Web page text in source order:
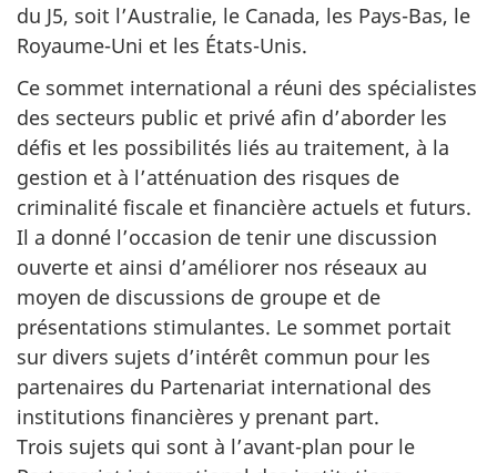
du J5, soit l’Australie, le Canada, les Pays-Bas, le
Royaume-Uni et les États-Unis.
Ce sommet international a réuni des spécialistes
des secteurs public et privé afin d’aborder les
défis et les possibilités liés au traitement, à la
gestion et à l’atténuation des risques de
criminalité fiscale et financière actuels et futurs.
Il a donné l’occasion de tenir une discussion
ouverte et ainsi d’améliorer nos réseaux au
moyen de discussions de groupe et de
présentations stimulantes. Le sommet portait
sur divers sujets d’intérêt commun pour les
partenaires du Partenariat international des
institutions financières y prenant part.
Trois sujets qui sont à l’avant-plan pour le